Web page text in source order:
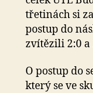
třetinách si
postup do
zvítězili 2:0 a
O postup do
který se ve